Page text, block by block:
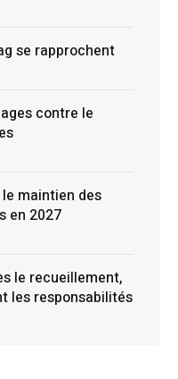
se rapprochent
contre le
maintien des
en 2027
le recueillement,
les responsabilités